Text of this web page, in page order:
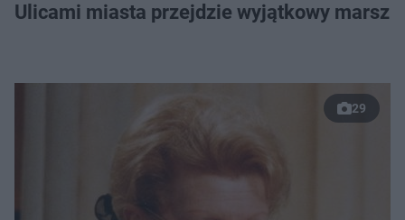
Ulicami miasta przejdzie wyjątkowy marsz
29